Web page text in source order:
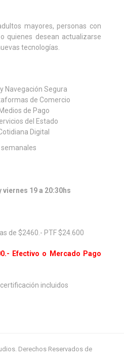
mayores, personas con
quienes desean actualizarse
tecnologías.
Navegación Segura
de Comercio
de Pago
del Estado
Digital
viernes 19 a 20:30hs
de $2460.- PTF $24.600
Efectivo o Mercado Pago
incluidos
Derechos Reservados de